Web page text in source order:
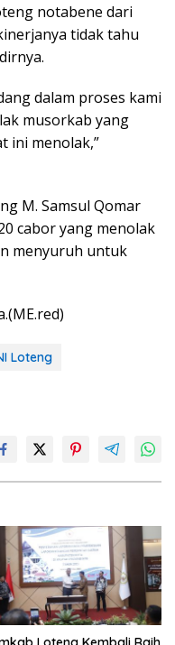
notabene dari
tidak tahu
dalam proses kami
musorkab yang
ini menolak,”
M. Samsul Qomar
cabor yang menolak
menyuruh untuk
Loteng